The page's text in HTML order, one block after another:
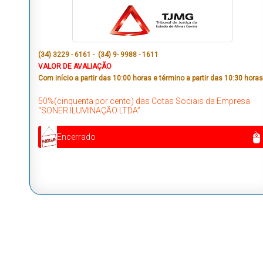
(34) 3229 - 6161 - (34) 9- 9988 - 1611
VALOR DE AVALIAÇÃO
Com início a partir das 10:00 horas e término a partir das 10:30
50%(cinquenta por cento) das Cotas Sociais da Empresa
“SONER ILUMINAÇÃO LTDA”.
Encerrado